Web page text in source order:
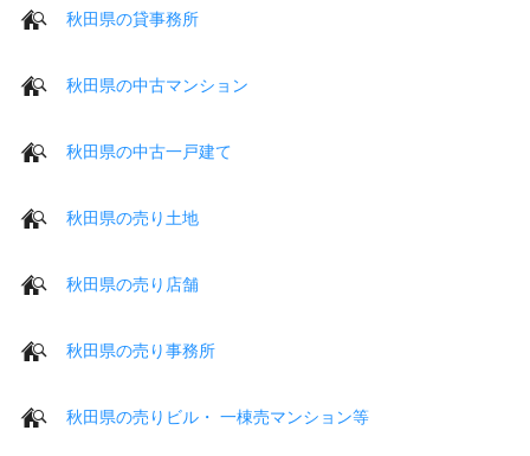
秋田県の貸事務所
秋田県の中古マンション
秋田県の中古一戸建て
秋田県の売り土地
秋田県の売り店舗
秋田県の売り事務所
秋田県の売りビル・ 一棟売マンション等